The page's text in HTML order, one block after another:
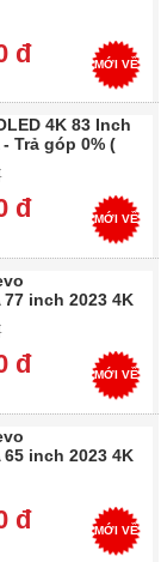
đ MỚI VỀ
4K 83 Inch
- Trả góp 0% (
đ MỚI VỀ
77 inch 2023 4K
đ MỚI VỀ
65 inch 2023 4K
đ MỚI VỀ